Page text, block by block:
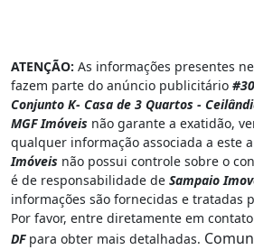
ATENÇÃO: As informações presentes
fazem parte do anúncio publicitário
Conjunto K- Casa de 3 Quartos -
MGF Imóveis não garante a exatidão,
qualquer informação associada a este
Imóveis não possui controle sobre o
é de responsabilidade de Sampaio
informações são fornecidas e tratadas
Por favor, entre diretamente em
DFpara obter mais detalhadas.